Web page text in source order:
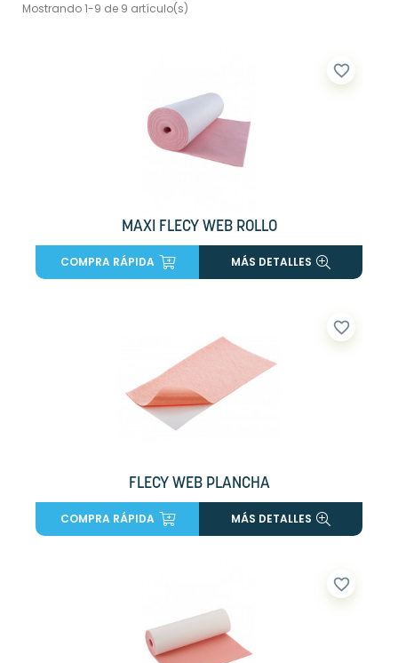
Mostrando 1-9 de 9 artículo(s)
favorite_border
MAXI FLECY WEB ROLLO
COMPRA RÁPIDA MÁS DETALLES
favorite_border
FLECY WEB PLANCHA
COMPRA RÁPIDA MÁS DETALLES
favorite_border